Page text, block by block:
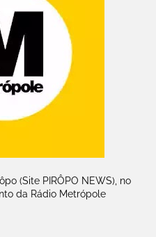
(Site PIRÔPO NEWS), no
da Rádio Metrópole